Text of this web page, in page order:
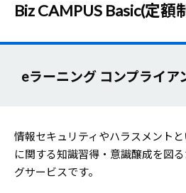
Biz CAMPUS Basic(定額
eラーニング コンプライア
情報セキュリティやハラスメント
に関する知識習得・意識醸成を図
グサービスです。